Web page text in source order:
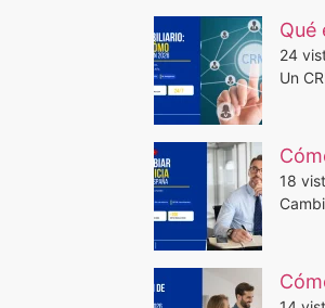
Qué
24
Un
18